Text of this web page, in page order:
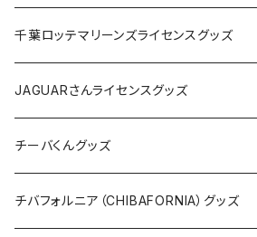
缶バッジ
ホテルキーホルダー
アクリルキーホルダー
ホテルキーホルダー
クリアファイル
Tシャツ
キャップ
バッグ
ステッカー
缶バッジ
Tシャツ
キャップ
バッグ
ステッカー
千葉ロッテマリーンズライセンスグッズ
ステッカー
ステッカー
ステッカー大
缶バッジ
缶バッジ32mm
エコバッグ
JAGUARさんライセンスグッズ
Tシャツ
ステッカー
チーバくんグッズ
Tシャツ
チバフォルニア（CHIBAFORNIA）グッズ